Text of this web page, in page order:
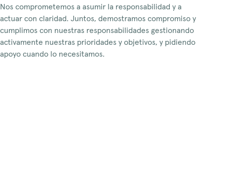
Nos comprometemos a asumir la responsabilidad y a
actuar con claridad. Juntos, demostramos compromiso y
cumplimos con nuestras responsabilidades gestionando
activamente nuestras prioridades y objetivos, y pidiendo
apoyo cuando lo necesitamos.